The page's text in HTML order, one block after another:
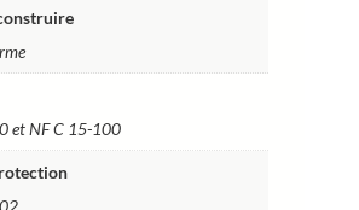
et NF C 15-100